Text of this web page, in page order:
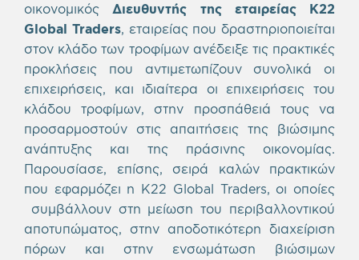
οικονομικός Διευθυντής της εταιρείας K22
Global Traders, εταιρείας που δραστηριοποιείται
στον κλάδο των τροφίμων ανέδειξε τις πρακτικές
προκλήσεις που αντιμετωπίζουν συνολικά οι
επιχειρήσεις, και ιδιαίτερα οι επιχειρήσεις του
κλάδου τροφίμων, στην προσπάθειά τους να
προσαρμοστούν στις απαιτήσεις της βιώσιμης
ανάπτυξης και της πράσινης οικονομίας.
Παρουσίασε, επίσης, σειρά καλών πρακτικών
που εφαρμόζει η K22 Global Traders, οι οποίες
συμβάλλουν στη μείωση του περιβαλλοντικού
αποτυπώματος, στην αποδοτικότερη διαχείριση
πόρων και στην ενσωμάτωση βιώσιμων